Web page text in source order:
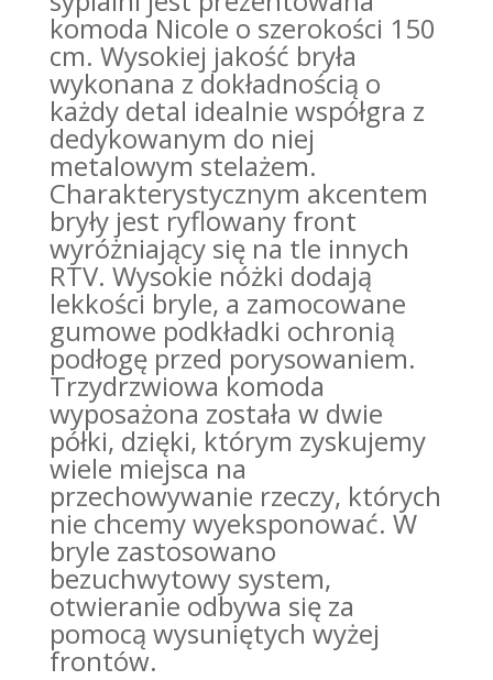
komoda Nicole o szerokości 150
cm. Wysokiej jakość bryła
wykonana z dokładnością o
każdy detal idealnie współgra z
dedykowanym do niej
metalowym stelażem.
Charakterystycznym akcentem
bryły jest ryflowany front
wyróżniający się na tle innych
RTV. Wysokie nóżki dodają
lekkości bryle, a zamocowane
gumowe podkładki ochronią
podłogę przed porysowaniem.
Trzydrzwiowa komoda
wyposażona została w dwie
półki, dzięki, którym zyskujemy
wiele miejsca na
przechowywanie rzeczy, których
nie chcemy wyeksponować. W
bryle zastosowano
bezuchwytowy system,
otwieranie odbywa się za
pomocą wysuniętych wyżej
frontów.